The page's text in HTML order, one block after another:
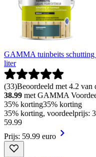
GAMMA tuinbeits
liter
(33)Beoordeeld met 4.2 van
38.99 met GAMMA
35% korting35% korting
35% korting, voordeelprijs:
59.99
Prijs: 59.99 euro